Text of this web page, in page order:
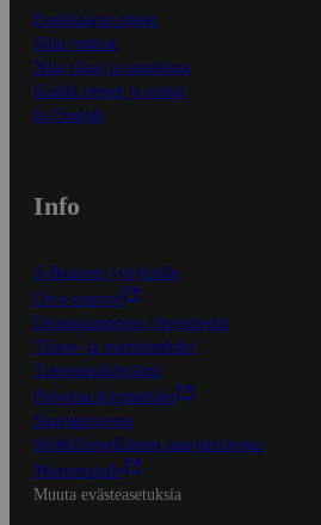
Ensitilaajan ohjeet
Näin maksat
Näin tilaat ja muokkaat
Kaikki ohjeet ja vinkit
In English
Info
S-Business yrityksille
Oiva-raportit
Osuuskauppojen yhteystiedot
Tilaus- ja toimitusehdot
Tietosuojakäytäntö
Palvelun käyttöehdot
Saavutettavuus
Mobiilisovelluksen saavutettavuus
Mainostajalle
Muuta evästeasetuksia